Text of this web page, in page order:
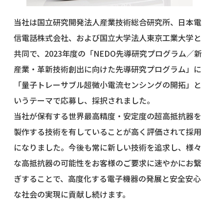
当社は国立研究開発法人産業技術総合研究所、日本電
信電話株式会社、および国立大学法人東京工業大学と
共同で、2023年度の「NEDO先導研究プログラム／新
産業・革新技術創出に向けた先導研究プログラム」に
「量子トレーサブル超微小電流センシングの開拓」と
いうテーマで応募し、採択されました。
当社が保有する世界最高精度・安定度の超高抵抗器を
製作する技術を有していることが高く評価されて採用
になりました。今後も常に新しい技術を追求し、様々
な高抵抗器の可能性をお客様のご要求に速やかにお繋
ぎすることで、高度化する電子機器の発展と安全安心
な社会の実現に貢献し続けます。